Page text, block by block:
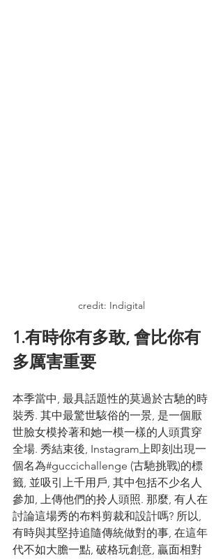
credit: Indigital
1.有時你有多敢, 會比你有
多厲害重要
本季當中, 最具話題性的莫過於古馳的時
裝秀. 其中最驚世駭俗的一景, 是一個厭
世臉女模拎著和她一模一樣的人頭貫穿
全場. 秀結束後, Instagram上即刻出現一
個名為#guccichallenge (古馳挑戰)的標
籤, 並吸引上千用戶, 其中包括不少名人
參加, 上傳他們的拎人頭照. 那麼, 有人在
討論這場秀的布料剪裁和設計嗎? 所以,
有時與其堅持追隨傳統做對的事, 在這年
代不如大膽一點, 破格玩創意, 贏面相對